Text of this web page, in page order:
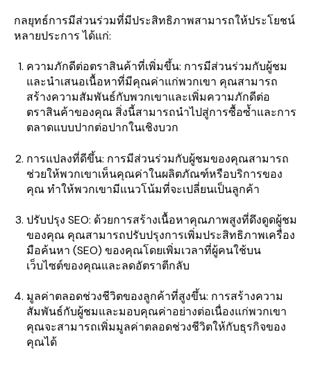
กลยุทธ์การมีส่วนร่วมที่มีประสิทธิภาพสามารถให้ประโยชน์
หลายประการ ได้แก่:
ความภักดีต่อตราสินค้าที่เพิ่มขึ้น: การมีส่วนร่วมกับผู้ชม
และนำเสนอเนื้อหาที่มีคุณค่าแก่พวกเขา คุณสามารถ
สร้างความสัมพันธ์กับพวกเขาและเพิ่มความภักดีต่อ
ตราสินค้าของคุณ สิ่งนี้สามารถนำไปสู่การซื้อซ้ำและการ
ตลาดแบบปากต่อปากในเชิงบวก
การแปลงที่ดีขึ้น: การมีส่วนร่วมกับผู้ชมของคุณสามารถ
ช่วยให้พวกเขาเห็นคุณค่าในผลิตภัณฑ์หรือบริการของ
คุณ ทำให้พวกเขามีแนวโน้มที่จะเปลี่ยนเป็นลูกค้า
ปรับปรุง SEO: ด้วยการสร้างเนื้อหาคุณภาพสูงที่ดึงดูดผู้ชม
ของคุณ คุณสามารถปรับปรุงการเพิ่มประสิทธิภาพเครื่อง
มือค้นหา (SEO) ของคุณโดยเพิ่มเวลาที่ผู้คนใช้บน
เว็บไซต์ของคุณและลดอัตราตีกลับ
มูลค่าตลอดช่วงชีวิตของลูกค้าที่สูงขึ้น: การสร้างความ
สัมพันธ์กับผู้ชมและมอบคุณค่าอย่างต่อเนื่องแก่พวกเขา
คุณจะสามารถเพิ่มมูลค่าตลอดช่วงชีวิตให้กับธุรกิจของ
คุณได้